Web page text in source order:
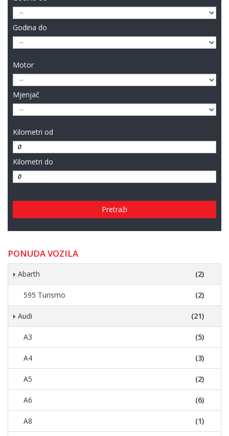
Godina do
Motor
Mjenjač
Kilometri od
Kilometri do
Pretraži
PONUDA VOZILA
Abarth (2)
595 Turismo (2)
Audi (21)
A3 (5)
A4 (3)
A5 (2)
A6 (6)
A8 (1)